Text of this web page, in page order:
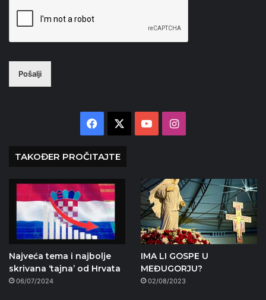
Pošalji
Facebook YouTubeInstagram
TAKOĐER PROČITAJTE
Najveća tema i najbolje
skrivana ‘tajna’ od Hrvata
06/07/2024
IMA LI GOSPE U
MEĐUGORJU?
02/08/2023